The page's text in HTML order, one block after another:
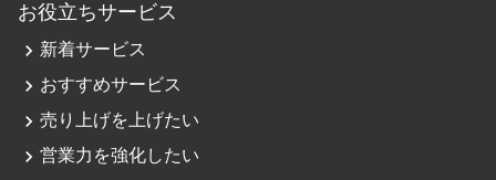
お役立ちサービス
navigate_next 新着サービス
navigate_next おすすめサービス
navigate_next 売り上げを上げたい
navigate_next 営業力を強化したい